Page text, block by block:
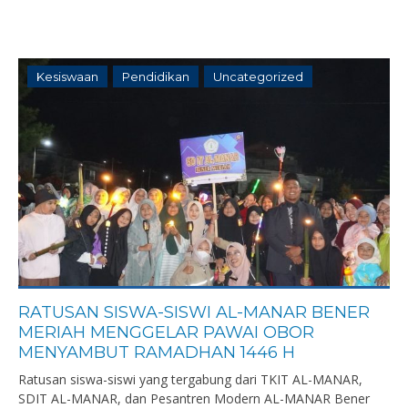
Kesiswaan Pendidikan Uncategorized
RATUSAN SISWA-SISWI AL-MANAR BENER
MERIAH MENGGELAR PAWAI OBOR
MENYAMBUT RAMADHAN 1446 H
Ratusan siswa-siswi yang tergabung dari TKIT AL-MANAR,
SDIT AL-MANAR, dan Pesantren Modern AL-MANAR Bener